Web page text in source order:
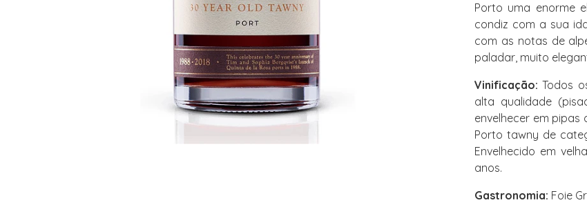
Porto uma enorme
condiz com a sua
com as notas de
paladar, muito
Vinificação: Todos
alta qualidade
envelhecer em
Porto tawny de
Envelhecido em
anos.
Gastronomia: Foie